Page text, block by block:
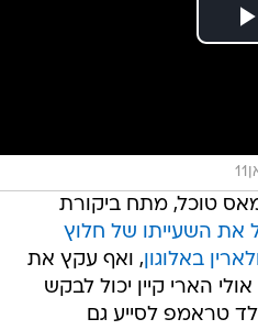
טוכל, מתח ביקורת
את השעייתו של חלוץ
באלוגון, ואף עקץ את
הארי קיין יכול לבקש
טראמפ לסייע גם